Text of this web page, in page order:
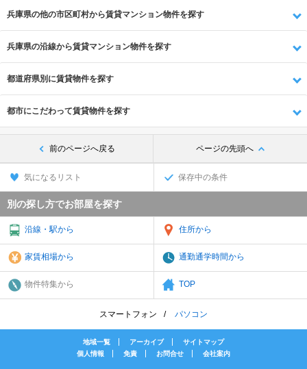
兵庫県の他の市区町村から賃貸マンション物件を探す
兵庫県の沿線から賃貸マンション物件を探す
都道府県別に賃貸物件を探す
都市にこだわって賃貸物件を探す
前のページへ戻る ページの先頭へ
気になるリスト 保存中の条件
別の探し方でお部屋を探す
沿線・駅から 住所から
家賃相場から 通勤通学時間から
物件特集から TOP
スマートフォン パソコン
地域一覧 アーカイブ
サイトマップ
個人情報
免責 お問合せ 会社案内